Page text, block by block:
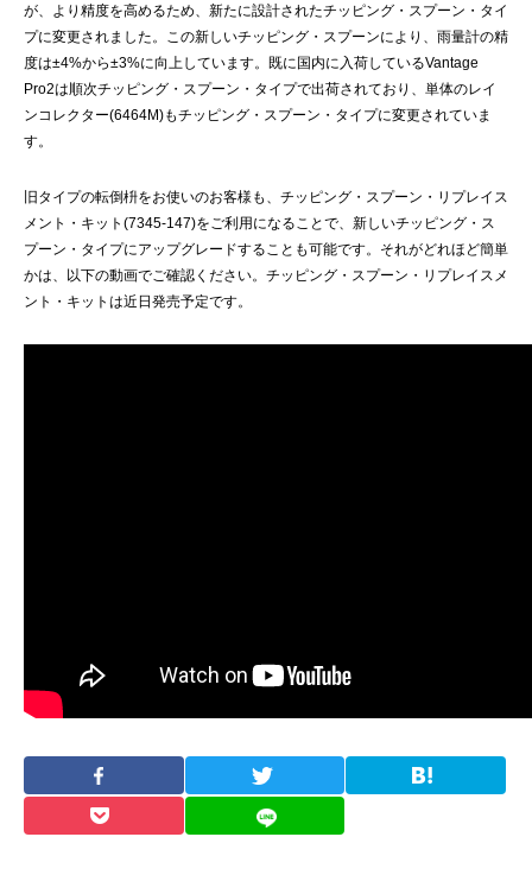
が、より精度を高めるため、新たに設計されたチッピング・スプーン・タイ
プに変更されました。この新しいチッピング・スプーンにより、雨量計の精
度は±4%から±3%に向上しています。既に国内に入荷しているVantage
Pro2は順次チッピング・スプーン・タイプで出荷されており、単体のレイ
ンコレクター(6464M)もチッピング・スプーン・タイプに変更されていま
す。
旧タイプの転倒枡をお使いのお客様も、チッピング・スプーン・リプレイス
メント・キット(7345-147)をご利用になることで、新しいチッピング・ス
プーン・タイプにアップグレードすることも可能です。それがどれほど簡単
かは、以下の動画でご確認ください。チッピング・スプーン・リプレイスメ
ント・キットは近日発売予定です。